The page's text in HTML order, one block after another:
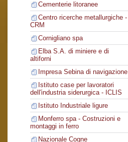
Cementerie litoranee
Centro ricerche metallurgiche -
CRM
Cornigliano spa
Elba S.A. di miniere e di
altiforni
Impresa Sebina di navigazione
Istituto case per lavoratori
dell'industria siderurgica - ICLIS
Istituto Industriale ligure
Monferro spa - Costruzioni e
montaggi in ferro
Nazionale Cogne